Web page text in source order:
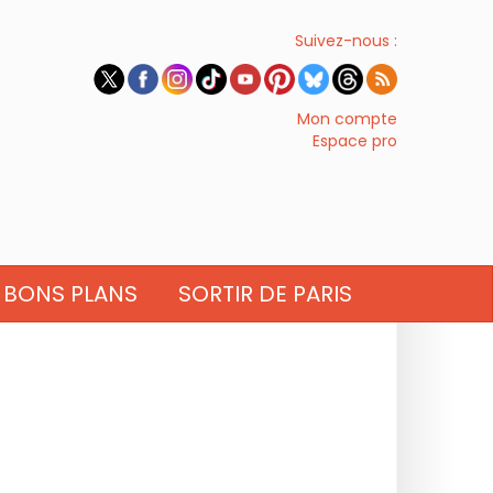
Suivez-nous :
Mon compte
Espace pro
BONS PLANS SORTIR DE PARIS